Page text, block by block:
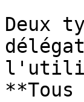
Deux